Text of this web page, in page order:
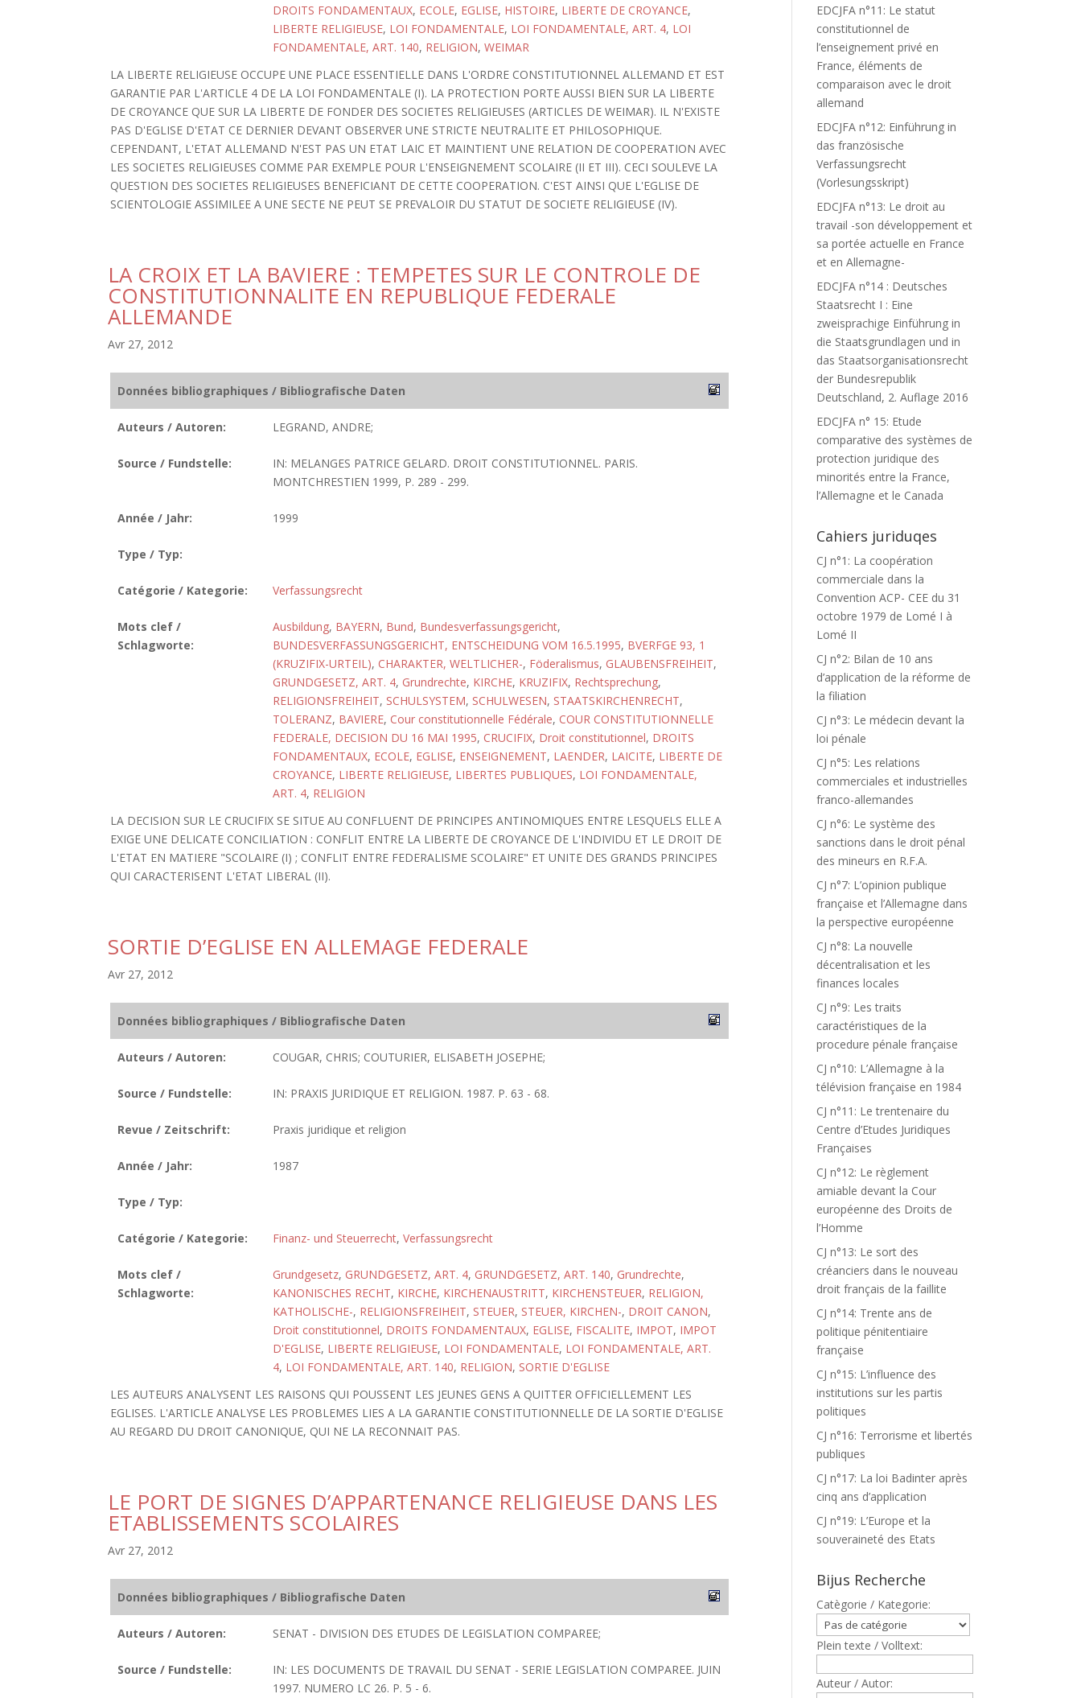
DROITS FONDAMENTAUX, ECOLE, EGLISE, HISTOIRE, LIBERTE DE CROYANCE,
LIBERTE RELIGIEUSE, LOI FONDAMENTALE, LOI FONDAMENTALE, ART. 4, LOI
FONDAMENTALE, ART. 140, RELIGION, WEIMAR
LA LIBERTE RELIGIEUSE OCCUPE UNE PLACE ESSENTIELLE DANS L'ORDRE CONSTITUTIONNEL ALLEMAND ET EST
GARANTIE PAR L'ARTICLE 4 DE LA LOI FONDAMENTALE (I). LA PROTECTION PORTE AUSSI BIEN SUR LA LIBERTE
DE CROYANCE QUE SUR LA LIBERTE DE FONDER DES SOCIETES RELIGIEUSES (ARTICLES DE WEIMAR). IL N'EXISTE
PAS D'EGLISE D'ETAT CE DERNIER DEVANT OBSERVER UNE STRICTE NEUTRALITE ET PHILOSOPHIQUE.
CEPENDANT, L'ETAT ALLEMAND N'EST PAS UN ETAT LAIC ET MAINTIENT UNE RELATION DE COOPERATION AVEC
LES SOCIETES RELIGIEUSES COMME PAR EXEMPLE POUR L'ENSEIGNEMENT SCOLAIRE (II ET III). CECI SOULEVE LA
QUESTION DES SOCIETES RELIGIEUSES BENEFICIANT DE CETTE COOPERATION. C'EST AINSI QUE L'EGLISE DE
SCIENTOLOGIE ASSIMILEE A UNE SECTE NE PEUT SE PREVALOIR DU STATUT DE SOCIETE RELIGIEUSE (IV).
LA CROIX ET LA BAVIERE : TEMPETES SUR LE CONTROLE DE
CONSTITUTIONNALITE EN REPUBLIQUE FEDERALE
ALLEMANDE
Avr 27, 2012
Données bibliographiques / Bibliografische Daten
Auteurs / Autoren: LEGRAND, ANDRE;
Source / Fundstelle:
IN: MELANGES PATRICE GELARD. DROIT CONSTITUTIONNEL. PARIS.
MONTCHRESTIEN 1999, P. 289 - 299.
Année / Jahr: 1999
Type / Typ:
Catégorie / Kategorie: Verfassungsrecht
Mots clef /
Schlagworte:
Ausbildung, BAYERN, Bund, Bundesverfassungsgericht,
BUNDESVERFASSUNGSGERICHT, ENTSCHEIDUNG VOM 16.5.1995, BVERFGE 93, 1
(KRUZIFIX-URTEIL), CHARAKTER, WELTLICHER-, Föderalismus, GLAUBENSFREIHEIT,
GRUNDGESETZ, ART. 4, Grundrechte, KIRCHE, KRUZIFIX, Rechtsprechung,
RELIGIONSFREIHEIT, SCHULSYSTEM, SCHULWESEN, STAATSKIRCHENRECHT,
TOLERANZ, BAVIERE, Cour constitutionnelle Fédérale, COUR CONSTITUTIONNELLE
FEDERALE, DECISION DU 16 MAI 1995, CRUCIFIX, Droit constitutionnel, DROITS
FONDAMENTAUX, ECOLE, EGLISE, ENSEIGNEMENT, LAENDER, LAICITE, LIBERTE DE
CROYANCE, LIBERTE RELIGIEUSE, LIBERTES PUBLIQUES, LOI FONDAMENTALE,
ART. 4, RELIGION
LA DECISION SUR LE CRUCIFIX SE SITUE AU CONFLUENT DE PRINCIPES ANTINOMIQUES ENTRE LESQUELS ELLE A
EXIGE UNE DELICATE CONCILIATION : CONFLIT ENTRE LA LIBERTE DE CROYANCE DE L'INDIVIDU ET LE DROIT DE
L'ETAT EN MATIERE "SCOLAIRE (I) ; CONFLIT ENTRE FEDERALISME SCOLAIRE" ET UNITE DES GRANDS PRINCIPES
QUI CARACTERISENT L'ETAT LIBERAL (II).
SORTIE D’EGLISE EN ALLEMAGE FEDERALE
Avr 27, 2012
Données bibliographiques / Bibliografische Daten
Auteurs / Autoren: COUGAR, CHRIS; COUTURIER, ELISABETH JOSEPHE;
Source / Fundstelle: IN: PRAXIS JURIDIQUE ET RELIGION. 1987. P. 63 - 68.
Revue / Zeitschrift: Praxis juridique et religion
Année / Jahr: 1987
Type / Typ:
Catégorie / Kategorie: Finanz- und Steuerrecht, Verfassungsrecht
Mots clef /
Schlagworte:
Grundgesetz, GRUNDGESETZ, ART. 4, GRUNDGESETZ, ART. 140, Grundrechte,
KANONISCHES RECHT, KIRCHE, KIRCHENAUSTRITT, KIRCHENSTEUER, RELIGION,
KATHOLISCHE-, RELIGIONSFREIHEIT, STEUER, STEUER, KIRCHEN-, DROIT CANON,
Droit constitutionnel, DROITS FONDAMENTAUX, EGLISE, FISCALITE, IMPOT, IMPOT
D'EGLISE, LIBERTE RELIGIEUSE, LOI FONDAMENTALE, LOI FONDAMENTALE, ART.
4, LOI FONDAMENTALE, ART. 140, RELIGION, SORTIE D'EGLISE
LES AUTEURS ANALYSENT LES RAISONS QUI POUSSENT LES JEUNES GENS A QUITTER OFFICIELLEMENT LES
EGLISES. L'ARTICLE ANALYSE LES PROBLEMES LIES A LA GARANTIE CONSTITUTIONNELLE DE LA SORTIE D'EGLISE
AU REGARD DU DROIT CANONIQUE, QUI NE LA RECONNAIT PAS.
LE PORT DE SIGNES D’APPARTENANCE RELIGIEUSE DANS LES
ETABLISSEMENTS SCOLAIRES
Avr 27, 2012
Données bibliographiques / Bibliografische Daten
Auteurs / Autoren: SENAT - DIVISION DES ETUDES DE LEGISLATION COMPAREE;
Source / Fundstelle:
IN: LES DOCUMENTS DE TRAVAIL DU SENAT - SERIE LEGISLATION COMPAREE. JUIN
1997. NUMERO LC 26. P. 5 - 6.
EDCJFA n°11: Le statut
constitutionnel de
l’enseignement privé en
France, éléments de
comparaison avec le droit
allemand
EDCJFA n°12: Einführung in
das französische
Verfassungsrecht
(Vorlesungsskript)
EDCJFA n°13: Le droit au
travail -son développement et
sa portée actuelle en France
et en Allemagne-
EDCJFA n°14 : Deutsches
Staatsrecht I : Eine
zweisprachige Einführung in
die Staatsgrundlagen und in
das Staatsorganisationsrecht
der Bundesrepublik
Deutschland, 2. Auflage 2016
EDCJFA n° 15: Etude
comparative des systèmes de
protection juridique des
minorités entre la France,
l’Allemagne et le Canada
Cahiers juriduqes
CJ n°1: La coopération
commerciale dans la
Convention ACP- CEE du 31
octobre 1979 de Lomé I à
Lomé II
CJ n°2: Bilan de 10 ans
d’application de la réforme de
la filiation
CJ n°3: Le médecin devant la
loi pénale
CJ n°5: Les relations
commerciales et industrielles
franco-allemandes
CJ n°6: Le système des
sanctions dans le droit pénal
des mineurs en R.F.A.
CJ n°7: L’opinion publique
française et l’Allemagne dans
la perspective européenne
CJ n°8: La nouvelle
décentralisation et les
finances locales
CJ n°9: Les traits
caractéristiques de la
procedure pénale française
CJ n°10: L’Allemagne à la
télévision française en 1984
CJ n°11: Le trentenaire du
Centre d’Etudes Juridiques
Françaises
CJ n°12: Le règlement
amiable devant la Cour
européenne des Droits de
l’Homme
CJ n°13: Le sort des
créanciers dans le nouveau
droit français de la faillite
CJ n°14: Trente ans de
politique pénitentiaire
française
CJ n°15: L’influence des
institutions sur les partis
politiques
CJ n°16: Terrorisme et libertés
publiques
CJ n°17: La loi Badinter après
cinq ans d’application
CJ n°19: L’Europe et la
souveraineté des Etats
Bijus Recherche
Catègorie / Kategorie:
Plein texte / Volltext:
Auteur / Autor: